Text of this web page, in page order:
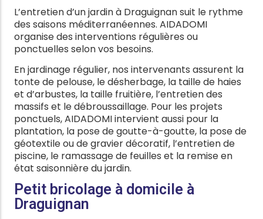
L’entretien d’un jardin à Draguignan suit le rythme
des saisons méditerranéennes. AIDADOMI
organise des interventions régulières ou
ponctuelles selon vos besoins.
En jardinage régulier, nos intervenants assurent la
tonte de pelouse, le désherbage, la taille de haies
et d’arbustes, la taille fruitière, l’entretien des
massifs et le débroussaillage. Pour les projets
ponctuels, AIDADOMI intervient aussi pour la
plantation, la pose de goutte-à-goutte, la pose de
géotextile ou de gravier décoratif, l’entretien de
piscine, le ramassage de feuilles et la remise en
état saisonnière du jardin.
Petit bricolage à domicile à
Draguignan